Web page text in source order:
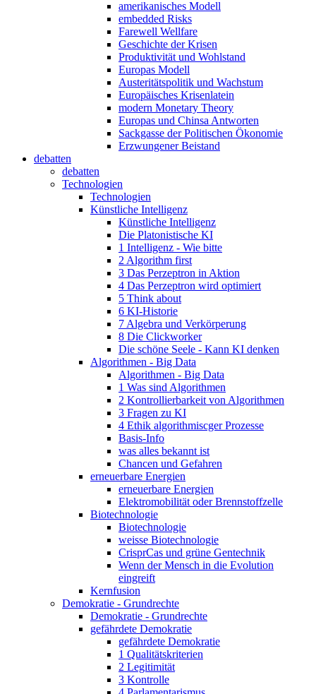
amerikanisches Modell
embedded Risks
Farewell Wellfare
Geschichte der Krisen
Produktivität und Wohlstand
Europas Modell
Austeritätspolitik und Wachstum
Europäisches Krisenlatein
modern Monetary Theory
Europas und Chinsa Antworten
Sackgasse der Politischen Ökonomie
Erzwungener Beistand
debatten
debatten
Technologien
Technologien
Künstliche Intelligenz
Künstliche Intelligenz
Die Platonistische KI
1 Intelligenz - Wie bitte
2 Algorithm first
3 Das Perzeptron in Aktion
4 Das Perzeptron wird optimiert
5 Think about
6 KI-Historie
7 Algebra und Verkörperung
8 Die Clickworker
Die schöne Seele - Kann KI denken
Algorithmen - Big Data
Algorithmen - Big Data
1 Was sind Algorithmen
2 Kontrollierbarkeit von Algorithmen
3 Fragen zu KI
4 Ethik algorithmiscger Prozesse
Basis-Info
was alles bekannt ist
Chancen und Gefahren
erneuerbare Energien
erneuerbare Energien
Elektromobilität oder Brennstoffzelle
Biotechnologie
Biotechnologie
weisse Biotechnologie
CrisprCas und grüne Gentechnik
Wenn der Mensch in die Evolution
eingreift
Kernfusion
Demokratie - Grundrechte
Demokratie - Grundrechte
gefährdete Demokratie
gefährdete Demokratie
1 Qualitätskriterien
2 Legitimität
3 Kontrolle